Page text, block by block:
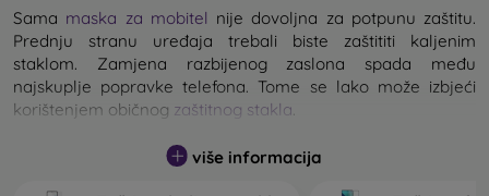
Sama maska za mobitel nije dovoljna za potpunu zaštitu.
Prednju stranu uređaja trebali biste zaštititi kaljenim
staklom. Zamjena razbijenog zaslona spada među
najskuplje popravke telefona. Tome se lako može izbjeći
korištenjem običnog zaštitnog stakla
Nerazbijivo staklo za mobitel ne postoji, ali u većini slučajeva
više informacija